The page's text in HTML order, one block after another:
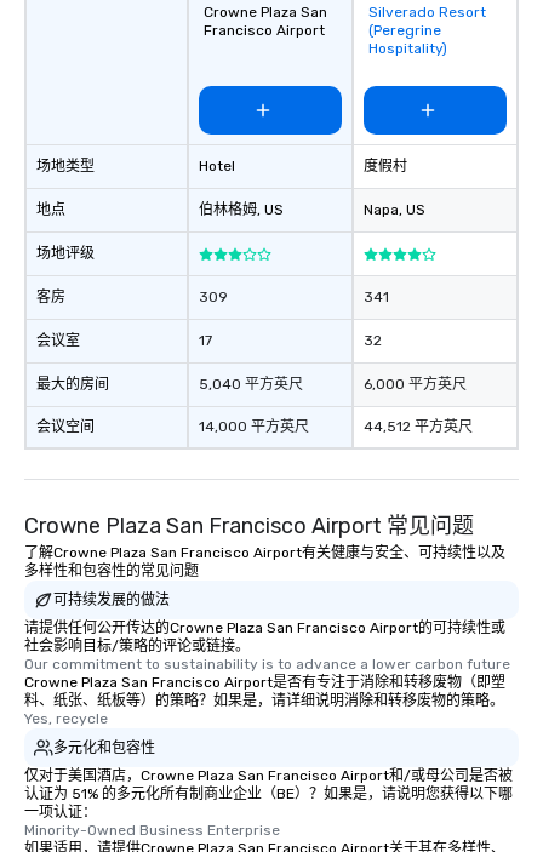
场地类型
地点
场地评级
客房
会议室
最大的房间
会议空间
Crowne Plaza San
Francisco Airport
Hotel
伯林格姆, US
309
17
5,040 平方英尺
14,000 平方英尺
Removed from
favorites
Silverado Resort
(Peregrine
Hospitality)
度假村
Napa, US
341
32
6,000 平方英尺
44,512 平方英尺
Crowne Plaza San Francisco Airport 常见问题
了解Crowne Plaza San Francisco Airport有关健康与安全、可持续性以及
多样性和包容性的常见问题
可持续发展的做法
请提供任何公开传达的Crowne Plaza San Francisco Airport的可持续性或
社会影响目标/策略的评论或链接。
Our commitment to sustainability is to advance a lower carbon future
Crowne Plaza San Francisco Airport是否有专注于消除和转移废物（即塑
料、纸张、纸板等）的策略？如果是，请详细说明消除和转移废物的策略。
Yes, recycle
多元化和包容性
仅对于美国酒店，Crowne Plaza San Francisco Airport和/或母公司是否被
认证为 51% 的多元化所有制商业企业（BE）？如果是，请说明您获得以下哪
一项认证：
Minority-Owned Business Enterprise